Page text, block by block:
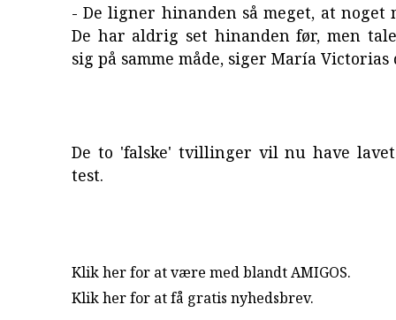
- De ligner hinanden så meget, at noget
De har aldrig set hinanden før, men
sig på samme måde, siger María Victorias
De to 'falske' tvillinger vil nu have
test.
Klik her for at være med blandt AMIGOS.
Klik her for at få gratis nyhedsbrev.